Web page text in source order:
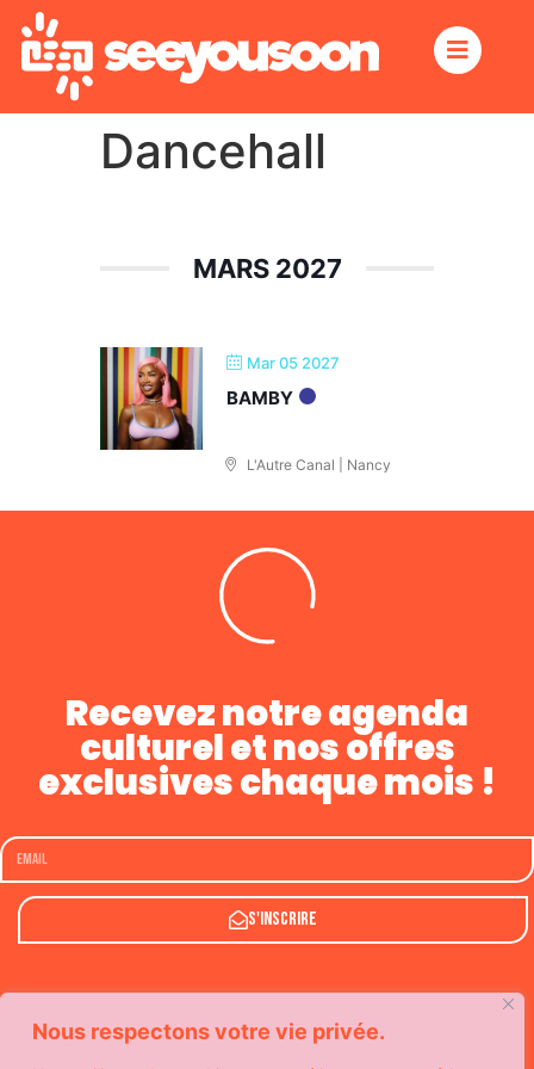
Nous respectons votre vie privée.
Dancehall
MARS 2027
Mar 05 2027
BAMBY
L'Autre Canal | Nancy
Recevez notre agenda
culturel et nos offres
exclusives chaque mois !
S'inscrire